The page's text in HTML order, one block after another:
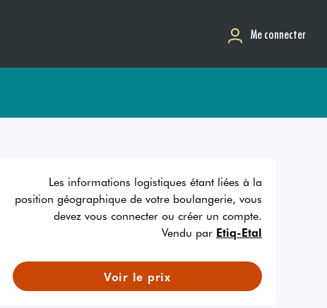
Me connecter
Les informations logistiques étant liées à la
position géographique de votre boulangerie, vous
devez vous connecter ou créer un compte.
Vendu par Etiq-Etal
Voir le prix